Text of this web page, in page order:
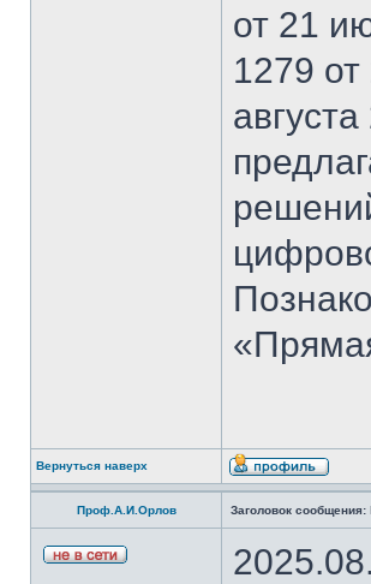
от 21
1279
Вернуться наверх
Проф.А.И.Орлов Заголовок сообщения: